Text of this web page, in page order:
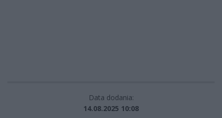
Data dodania:
14.08.2025 10:08